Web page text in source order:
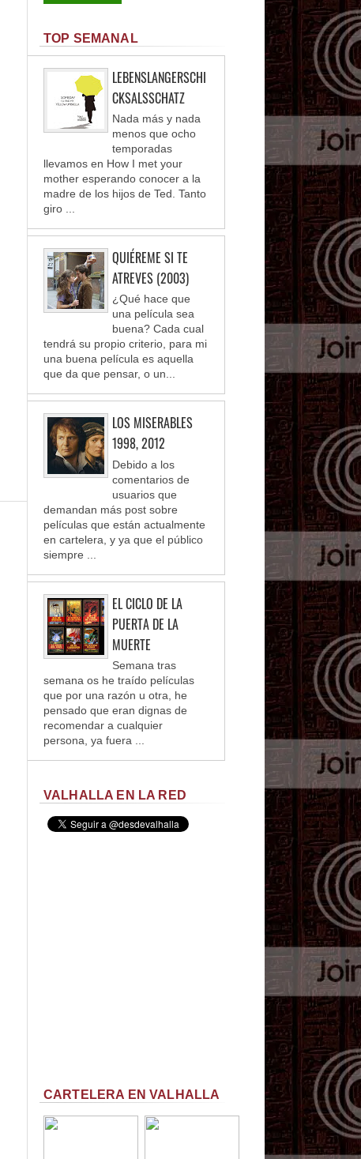
TOP SEMANAL
LEBENSLANGERSCHI
CKSALSSCHATZ
Nada más y nada
menos que ocho
temporadas
llevamos en How I met your
mother esperando conocer a la
madre de los hijos de Ted. Tanto
giro ...
QUIÉREME SI TE
ATREVES (2003)
¿Qué hace que
una película sea
buena? Cada cual
tendrá su propio criterio, para mi
una buena película es aquella
que da que pensar, o un...
LOS MISERABLES
1998, 2012
Debido a los
comentarios de
usuarios que
demandan más post sobre
películas que están actualmente
en cartelera, y ya que el público
siempre ...
EL CICLO DE LA
PUERTA DE LA
MUERTE
Semana tras
semana os he traído películas
que por una razón u otra, he
pensado que eran dignas de
recomendar a cualquier
persona, ya fuera ...
VALHALLA EN LA RED
CARTELERA EN VALHALLA